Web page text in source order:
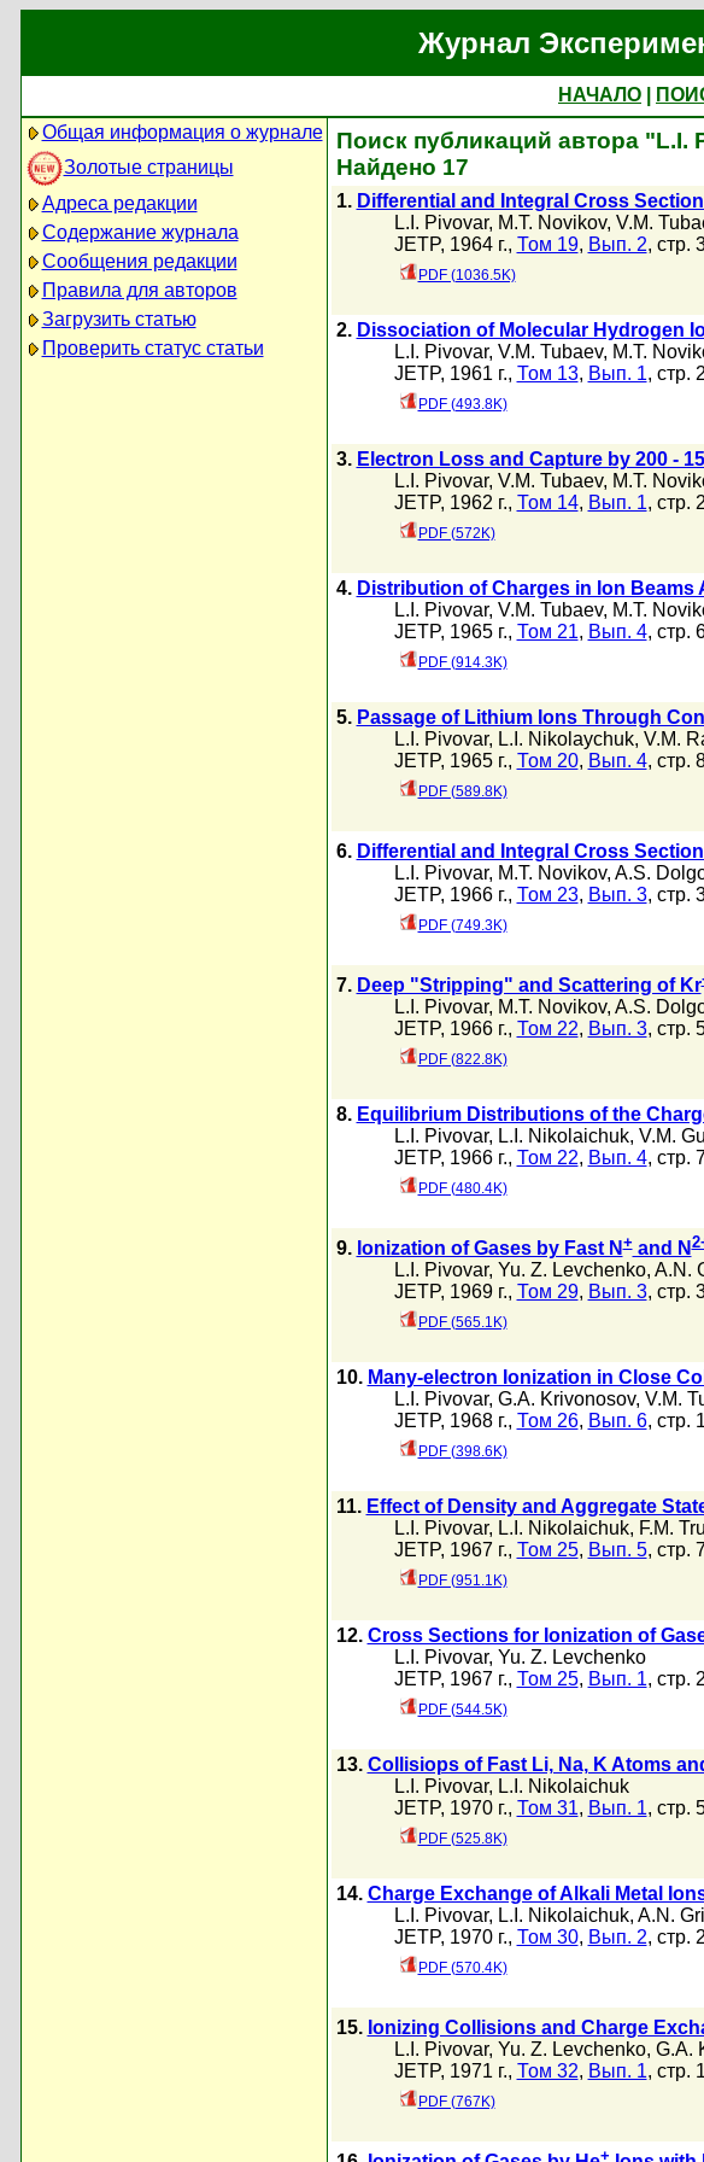
Журнал
НАЧАЛО
Общая информация о журнале
Золотые страницы
Адреса редакции
Содержание журнала
Сообщения редакции
Правила для авторов
Загрузить статью
Проверить статус статьи
Поиск публикаций автора "L.I.
Найдено 17
1. Differential and Integral Cross
L.I. Pivovar, M.T. Novikov, V.M.
JETP, 1964 г., Том 19, Вып. 2, стр.
PDF (1036.5K)
2. Dissociation of Molecular Hydrogen
L.I. Pivovar, V.M. Tubaev, M.T.
JETP, 1961 г., Том 13, Вып. 1, стр.
PDF (493.8K)
3. Electron Loss and Capture by 200 -
L.I. Pivovar, V.M. Tubaev, M.T.
JETP, 1962 г., Том 14, Вып. 1, стр.
PDF (572K)
4. Distribution of Charges in Ion Beams
L.I. Pivovar, V.M. Tubaev, M.T.
JETP, 1965 г., Том 21, Вып. 4, стр.
PDF (914.3K)
5. Passage of Lithium Ions Through
L.I. Pivovar, L.I. Nikolaychuk, V.M.
JETP, 1965 г., Том 20, Вып. 4, стр.
PDF (589.8K)
6. Differential and Integral Cross
L.I. Pivovar, M.T. Novikov, A.S.
JETP, 1966 г., Том 23, Вып. 3, стр.
PDF (749.3K)
7. Deep "Stripping" and Scattering of Kr
L.I. Pivovar, M.T. Novikov, A.S.
JETP, 1966 г., Том 22, Вып. 3, стр.
PDF (822.8K)
8. Equilibrium Distributions of the
L.I. Pivovar, L.I. Nikolaichuk, V.M.
JETP, 1966 г., Том 22, Вып. 4, стр.
PDF (480.4K)
9. Ionization of Gases by Fast N+and N
L.I. Pivovar, Yu. Z. Levchenko, A.N.
JETP, 1969 г., Том 29, Вып. 3, стр.
PDF (565.1K)
10. Many-electron Ionization in Close
L.I. Pivovar, G.A. Krivonosov, V.M.
JETP, 1968 г., Том 26, Вып. 6, стр.
PDF (398.6K)
11. Effect of Density and Aggregate
L.I. Pivovar, L.I. Nikolaichuk, F.M.
JETP, 1967 г., Том 25, Вып. 5, стр.
PDF (951.1K)
12. Cross Sections for Ionization of
L.I. Pivovar, Yu. Z. Levchenko
JETP, 1967 г., Том 25, Вып. 1, стр.
PDF (544.5K)
13. Collisiops of Fast Li, Na, K Atoms
L.I. Pivovar, L.I. Nikolaichuk
JETP, 1970 г., Том 31, Вып. 1, стр.
PDF (525.8K)
14. Charge Exchange of Alkali Metal
L.I. Pivovar, L.I. Nikolaichuk, A.N.
JETP, 1970 г., Том 30, Вып. 2, стр.
PDF (570.4K)
15. Ionizing Collisions and Charge
L.I. Pivovar, Yu. Z. Levchenko, G.A.
JETP, 1971 г., Том 32, Вып. 1, стр.
PDF (767K)
+